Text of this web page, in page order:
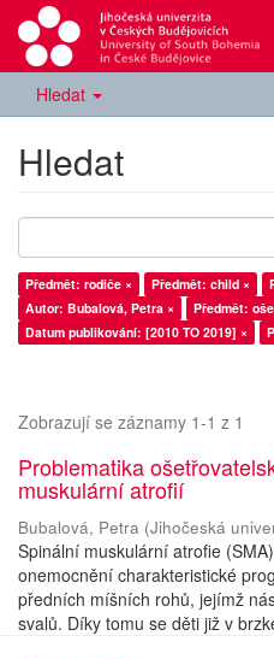
Hledat
Hledat
Předmět: rodiče × Předmět: child ×
Autor: Bubalová, Petra ×
Předmět:
Datum publikování: [2010 TO 2019] ×
Zobrazují se záznamy 1-1 z 1
Problematika
muskulární atrofií
Bubalová, Petra (Jihočeská
Spinální muskulární atrofie
onemocnění charakteristické
předních míšních rohů, jejímž
svalů. Díky tomu se děti již v